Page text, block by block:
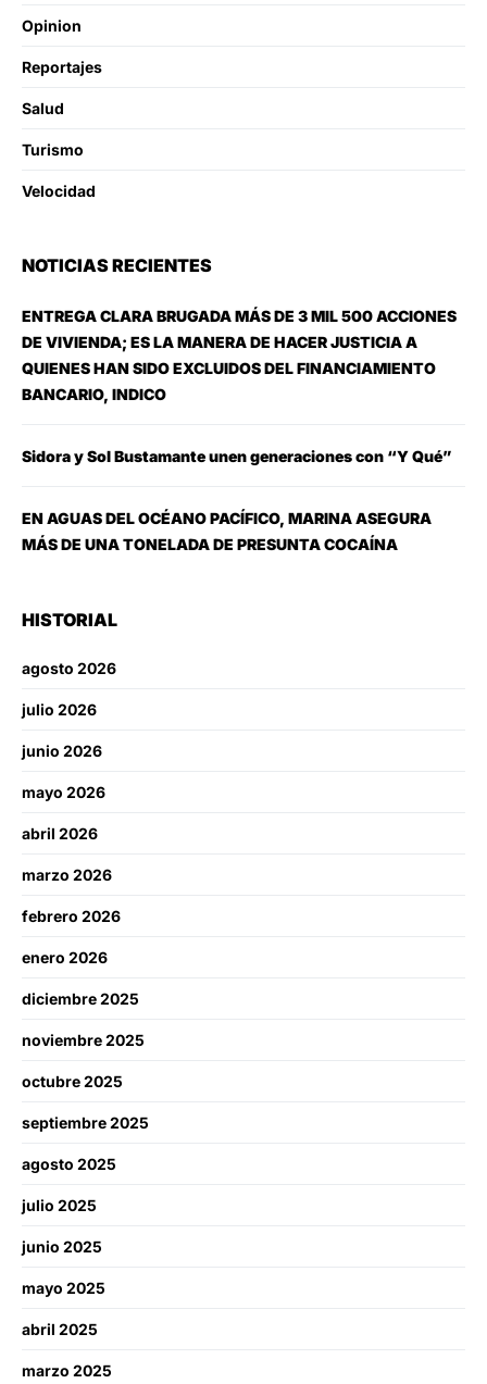
Opinion
Reportajes
Salud
Turismo
Velocidad
NOTICIAS RECIENTES
ENTREGA CLARA BRUGADA MÁS DE 3 MIL 500 ACCIONES
DE VIVIENDA; ES LA MANERA DE HACER JUSTICIA A
QUIENES HAN SIDO EXCLUIDOS DEL FINANCIAMIENTO
BANCARIO, INDICO
Sidora y Sol Bustamante unen generaciones con “Y Qué”
EN AGUAS DEL OCÉANO PACÍFICO, MARINA ASEGURA
MÁS DE UNA TONELADA DE PRESUNTA COCAÍNA
HISTORIAL
agosto 2026
julio 2026
junio 2026
mayo 2026
abril 2026
marzo 2026
febrero 2026
enero 2026
diciembre 2025
noviembre 2025
octubre 2025
septiembre 2025
agosto 2025
julio 2025
junio 2025
mayo 2025
abril 2025
marzo 2025